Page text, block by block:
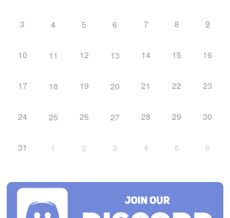
3 4 5 6 7 8 9
10 11 12 13 14 15 16
17 18 19 20 21 22 23
24 25 26 27 28 29 30
31 1 2 3 4 5 6